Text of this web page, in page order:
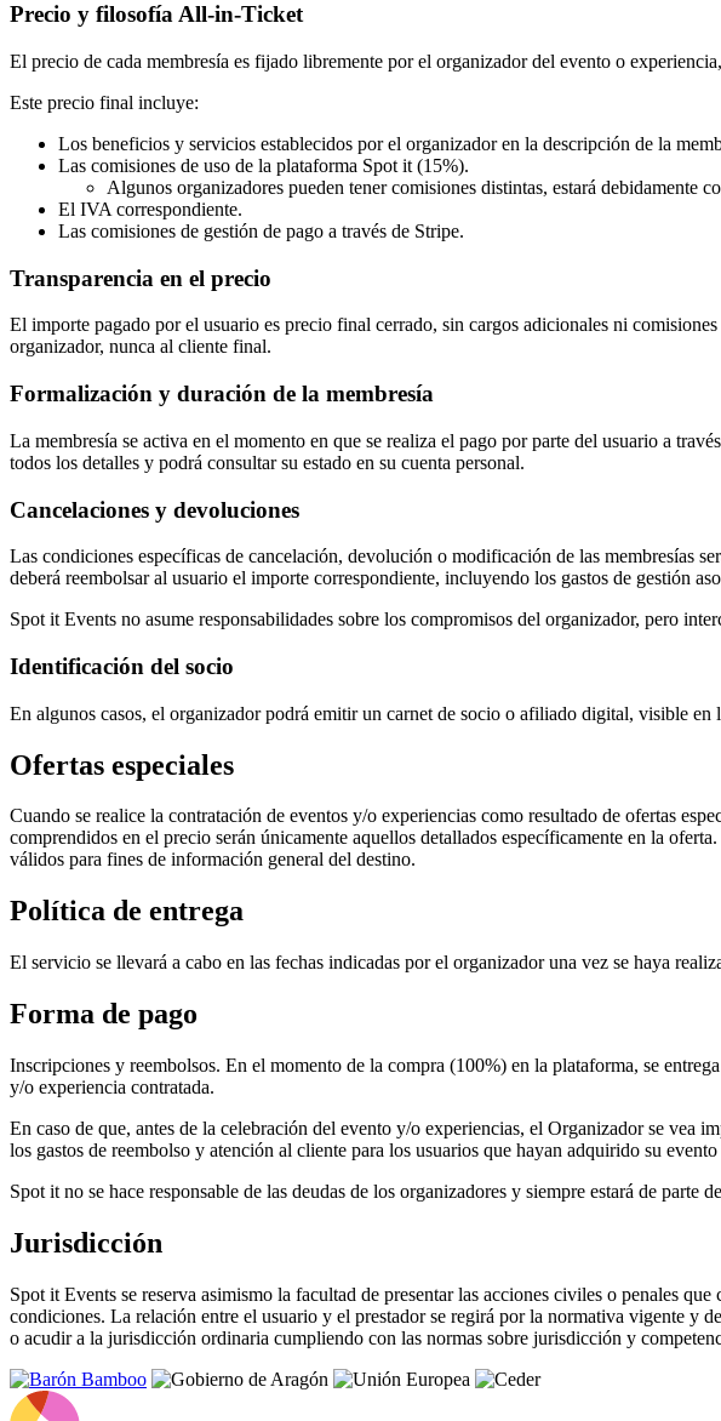
Precio y filosofía All-in-Ticket
El precio de cada membresía es fijado libremente por el organizador del evento o
Este precio final incluye:
Los beneficios y servicios establecidos por el organizador en la descripción de la
Las comisiones de uso de la plataforma Spot it (15%).
Algunos organizadores pueden tener comisiones distintas, estará debidamente
El IVA correspondiente.
Las comisiones de gestión de pago a través de Stripe.
Transparencia en el precio
El importe pagado por el usuario es precio final cerrado, sin cargos adicionales ni
organizador, nunca al cliente final.
Formalización y duración de la membresía
La membresía se activa en el momento en que se realiza el pago por parte del usuario a
todos los detalles y podrá consultar su estado en su cuenta personal.
Cancelaciones y devoluciones
Las condiciones específicas de cancelación, devolución o modificación de las membresías
deberá reembolsar al usuario el importe correspondiente, incluyendo los gastos de gestión
Spot it Events no asume responsabilidades sobre los compromisos del organizador, pero
Identificación del socio
En algunos casos, el organizador podrá emitir un carnet de socio o afiliado digital, visible
Ofertas especiales
Cuando se realice la contratación de eventos y/o experiencias como resultado de ofertas
comprendidos en el precio serán únicamente aquellos detallados específicamente en la
válidos para fines de información general del destino.
Política de entrega
El servicio se llevará a cabo en las fechas indicadas por el organizador una vez se haya
Forma de pago
Inscripciones y reembolsos. En el momento de la compra (100%) en la plataforma, se
y/o experiencia contratada.
En caso de que, antes de la celebración del evento y/o experiencias, el Organizador se vea
los gastos de reembolso y atención al cliente para los usuarios que hayan adquirido su
Spot it no se hace responsable de las deudas de los organizadores y siempre estará de parte
Jurisdicción
Spot it Events se reserva asimismo la facultad de presentar las acciones civiles o penales
condiciones. La relación entre el usuario y el prestador se regirá por la normativa vigente y
o acudir a la jurisdicción ordinaria cumpliendo con las normas sobre jurisdicción y